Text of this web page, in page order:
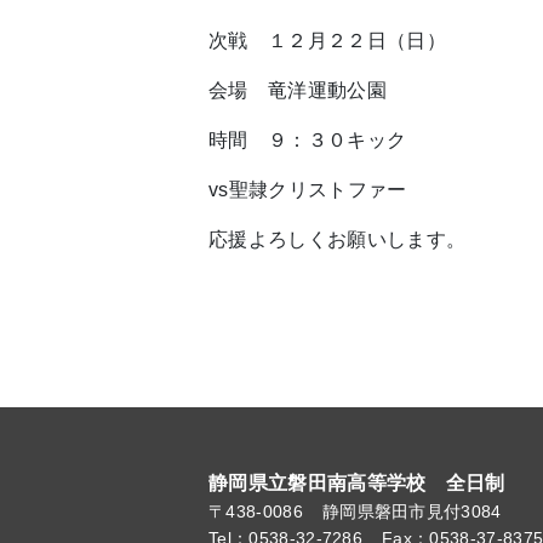
次戦 １２月２２日（日）
会場 竜洋運動公園
時間 ９：３０キック
vs聖隷クリストファー
応援よろしくお願いします。
静岡県立磐田南高等学校 全日制
〒438-0086
静岡県磐田市見付3084
Tel：0538-32-7286
Fax：0538-37-8375